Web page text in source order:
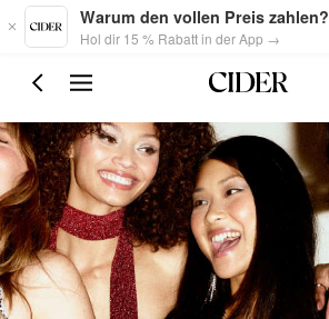
Skip to main content
Warum den vollen Preis zahlen?
Hol dir 15 % Rabatt in der App →